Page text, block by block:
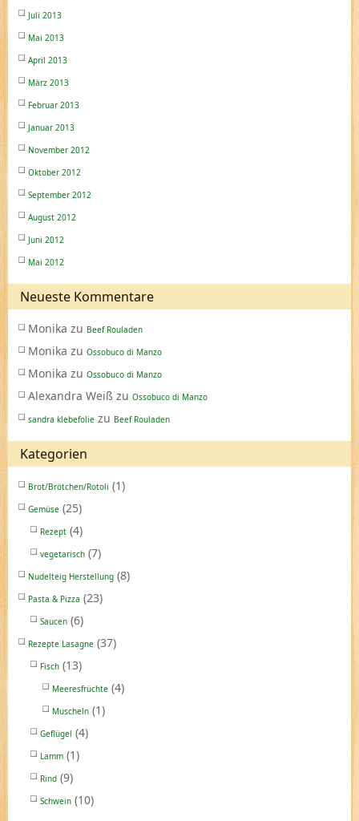
Juli 2013
Mai 2013
April 2013
März 2013
Februar 2013
Januar 2013
November 2012
Oktober 2012
September 2012
August 2012
Juni 2012
Mai 2012
Neueste Kommentare
Monika zu Beef Rouladen
Monika zu Ossobuco di Manzo
Monika zu Ossobuco di Manzo
Alexandra Weiß zu Ossobuco di Manzo
sandra klebefolie zu Beef Rouladen
Kategorien
Brot/Brötchen/Rotoli (1)
Gemüse (25)
Rezept (4)
vegetarisch (7)
Nudelteig Herstellung (8)
Pasta & Pizza (23)
Saucen (6)
Rezepte Lasagne (37)
Fisch (13)
Meeresfrüchte (4)
Muscheln (1)
Geflügel (4)
Lamm (1)
Rind (9)
Schwein (10)